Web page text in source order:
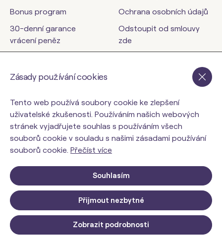
Bonus program
30-denní garance
vrácení peněz
Ochrana osobních údajů
Odstoupit od smlouvy
zde
orinbody.cz
© 2026 ORIN Slovakia, s.r.o.. Všechna práva vyhrazena.
Upravit nastavení Cookies
Web design: MARLOW DESIGN
Zásady používání cookies
Tento web používá soubory cookie ke zlepšení
uživatelské zkušenosti. Používáním našich webových
stránek vyjadřujete souhlas s používáním všech
souborů cookie v souladu s našimi zásadami používání
souborů cookie. Přečíst více
Souhlasím
Přijmout nezbytné
Zobrazit podrobnosti